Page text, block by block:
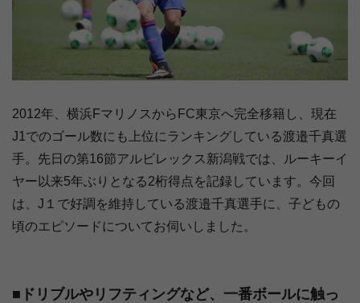
2012年、横浜FマリノスからFC東京へ完全移籍し、現在
J1でのゴール数にも上位にランキングしている渡邉千真選
手。先日の第16節アルビレックス新潟戦では、ルーキーイ
ヤー以来5年ぶりとなる2桁得点を記録しています。今回
は、J１で好調を維持している渡邉千真選手に、子どもの
頃のエピソードについてお伺いしました。
■ドリブルやリフティングなど、一番ボールに触っ